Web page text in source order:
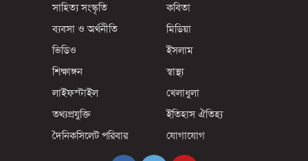
সাহিত্য সংস্কৃতি
কবিতা
ব্যবসা ও অর্থনীতি
মিডিয়া
ভিডিও
ইসলাম
শিক্ষাঙ্গন
স্বাস্থ্য
লাইফস্টাইল
খেলাধুলা
তথ্যপ্রযুক্তি
ইতিহাস ঐতিহ্য
দৈনিকসিলেট পরিবার
যোগাযোগ